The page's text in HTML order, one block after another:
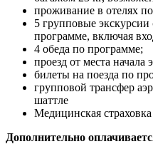
проживание в отелях
5 групповые
программе, включая
4 обеда по программе;
проезд от места начала
билеты на поезда по
групповой трансфер
шаттле
Медицинская страховка
Дополнительно